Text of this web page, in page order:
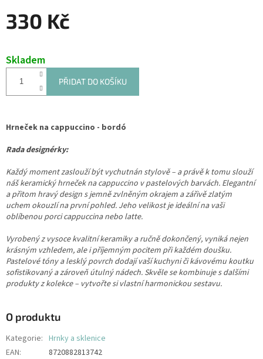
330 Kč
Skladem
PŘIDAT DO KOŠÍKU
Hrneček na cappuccino - bordó
Rada designérky:
Každý moment zaslouží být vychutnán stylově – a právě k tomu slouží
náš keramický hrneček na cappuccino v pastelových barvách. Elegantní
a přitom hravý design s jemně zvlněným okrajem a zářivě zlatým
uchem okouzlí na první pohled. Jeho velikost je ideální na vaši
oblíbenou porci cappuccina nebo latte.
Vyrobený z vysoce kvalitní keramiky a ručně dokončený, vyniká nejen
krásným vzhledem, ale i příjemným pocitem při každém doušku.
Pastelové tóny a lesklý povrch dodají vaší kuchyni či kávovému koutku
sofistikovaný a zároveň útulný nádech. Skvěle se kombinuje s dalšími
produkty z kolekce – vytvořte si vlastní harmonickou sestavu.
O produktu
Kategorie: Hrnky a sklenice
EAN:
8720882813742